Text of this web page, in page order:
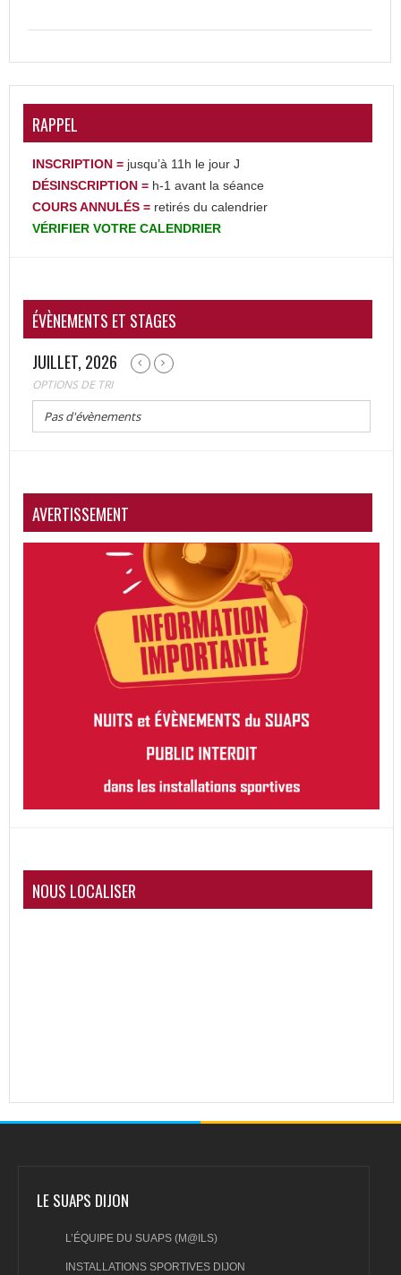
RAPPEL
INSCRIPTION = jusqu’à 11h le jour J
DÉSINSCRIPTION = h-1 avant la séance
COURS ANNULÉS = retirés du calendrier
VÉRIFIER VOTRE CALENDRIER
ÉVÈNEMENTS ET STAGES
JUILLET, 2026
OPTIONS DE TRI
Pas d'évènements
AVERTISSEMENT
NOUS LOCALISER
LE SUAPS DIJON
L’ÉQUIPE DU SUAPS (M@ILS)
INSTALLATIONS SPORTIVES DIJON